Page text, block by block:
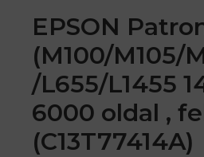
EPSON
(M100/M105/
/L655/L1455
6000 oldal ,
(C13T77414A)